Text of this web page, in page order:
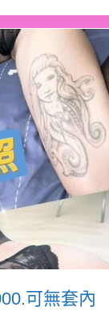
可無套內